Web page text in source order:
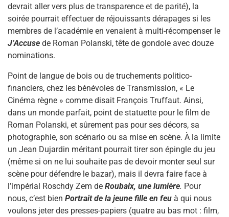
devrait aller vers plus de transparence et de parité), la
soirée pourrait effectuer de réjouissants dérapages si les
membres de l’académie en venaient à multi-récompenser le
J’Accuse de Roman Polanski, tête de gondole avec douze
nominations.
Point de langue de bois ou de truchements politico-
financiers, chez les bénévoles de Transmission, « Le
Cinéma règne » comme disait François Truffaut. Ainsi,
dans un monde parfait, point de statuette pour le film de
Roman Polanski, et sûrement pas pour ses décors, sa
photographie, son scénario ou sa mise en scène. À la limite
un Jean Dujardin méritant pourrait tirer son épingle du jeu
(même si on ne lui souhaite pas de devoir monter seul sur
scène pour défendre le bazar), mais il devra faire face à
l’impérial Roschdy Zem de Roubaix, une lumière. Pour
nous, c’est bien Portrait de la jeune fille en feu à qui nous
voulons jeter des presses-papiers (quatre au bas mot : film,